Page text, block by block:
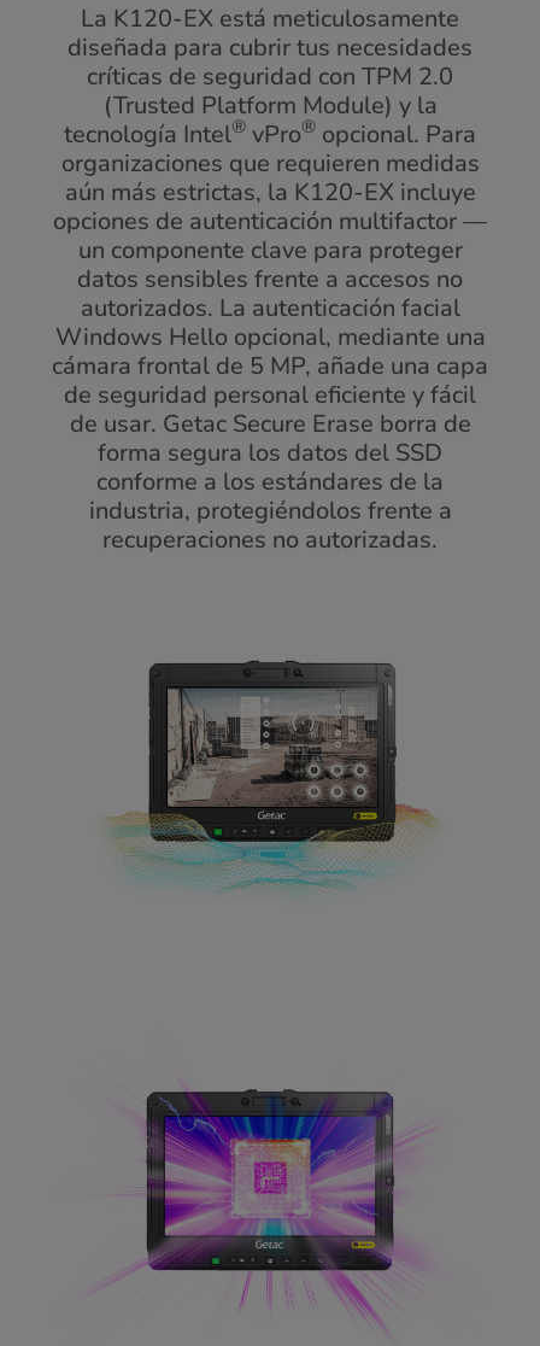
La K120-EX está meticulosamente
diseñada para cubrir tus necesidades
críticas de seguridad con TPM 2.0
(Trusted Platform Module) y la
tecnología Intel® vPro® opcional. Para
organizaciones que requieren medidas
aún más estrictas, la K120-EX incluye
opciones de autenticación multifactor —
un componente clave para proteger
datos sensibles frente a accesos no
autorizados. La autenticación facial
Windows Hello opcional, mediante una
cámara frontal de 5 MP, añade una capa
de seguridad personal eficiente y fácil
de usar. Getac Secure Erase borra de
forma segura los datos del SSD
conforme a los estándares de la
industria, protegiéndolos frente a
recuperaciones no autorizadas.